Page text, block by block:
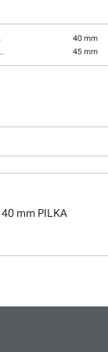
40 mm
45 mm
40 mm PILKA